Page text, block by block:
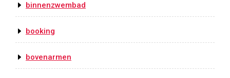
binnenzwembad
booking
bovenarmen